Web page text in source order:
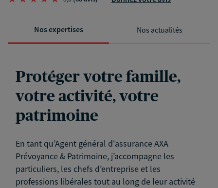
Nos expertises Nos actualités
Protéger votre famille,
votre activité, votre
patrimoine
En tant qu’Agent général d'assurance AXA
Prévoyance & Patrimoine, j’accompagne les
particuliers, les chefs d’entreprise et les
professions libérales tout au long de leur activité